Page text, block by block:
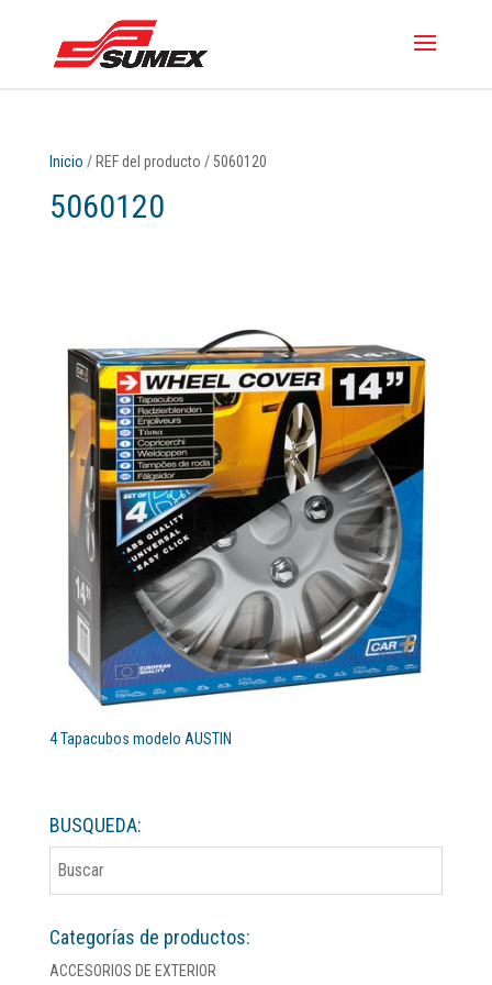
Inicio / REF del producto / 5060120
5060120
4 Tapacubos modelo AUSTIN
BUSQUEDA:
Categorías de productos:
ACCESORIOS DE EXTERIOR